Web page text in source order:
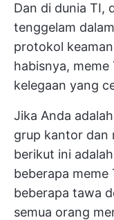
Dan di dunia TI,
tenggelam
protokol
habisnya,
kelegaan yang
Jika Anda
grup kantor dan
berikut ini
beberapa meme
beberapa tawa
semua orang